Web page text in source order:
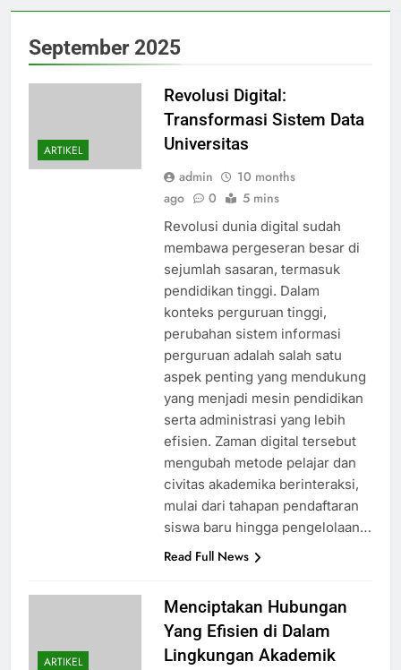
September 2025
ARTIKEL
Revolusi Digital:
Transformasi Sistem Data
Universitas
admin
10 months
ago
0 5 mins
Revolusi dunia digital sudah
membawa pergeseran besar di
sejumlah sasaran, termasuk
pendidikan tinggi. Dalam
konteks perguruan tinggi,
perubahan sistem informasi
perguruan adalah salah satu
aspek penting yang mendukung
yang menjadi mesin pendidikan
serta administrasi yang lebih
efisien. Zaman digital tersebut
mengubah metode pelajar dan
civitas akademika berinteraksi,
mulai dari tahapan pendaftaran
siswa baru hingga pengelolaan…
Read Full News
ARTIKEL
Menciptakan Hubungan
Yang Efisien di Dalam
Lingkungan Akademik